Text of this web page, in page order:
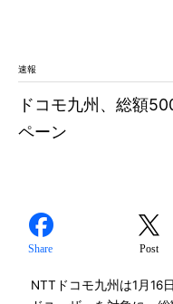
速報
ドコモ九州、総額
ペーン
Share Post
NTTドコモ九州は1月16